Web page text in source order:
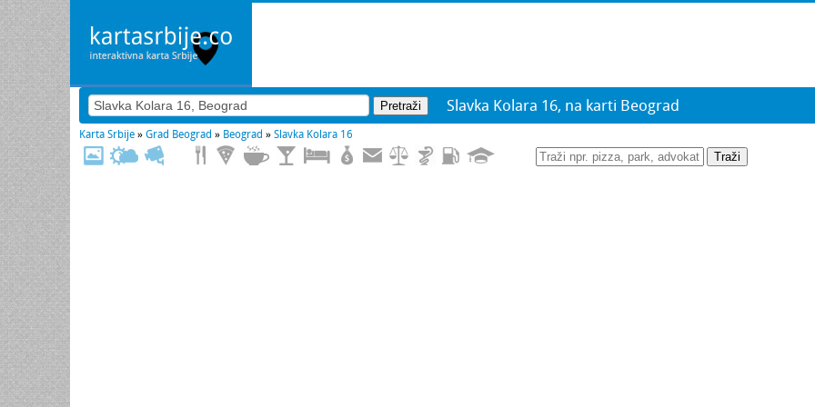
Slavka Kolara 16, na karti Beograd
Karta Srbije » Grad Beograd » Beograd » Slavka Kolara 16
Traži